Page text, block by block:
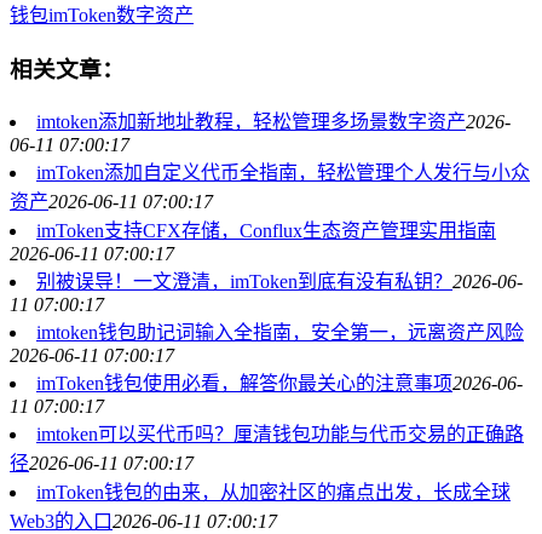
钱包imToken数字资产
相关文章：
imtoken添加新地址教程，轻松管理多场景数字资产2026-
06-11 07:00:17
imToken添加自定义代币全指南，轻松管理个人发行与小众
资产2026-06-11 07:00:17
imToken支持CFX存储，Conflux生态资产管理实用指南
2026-06-11 07:00:17
别被误导！一文澄清，imToken到底有没有私钥？ 2026-06-
11 07:00:17
imtoken钱包助记词输入全指南，安全第一，远离资产风险
2026-06-11 07:00:17
imToken钱包使用必看，解答你最关心的注意事项2026-06-
11 07:00:17
imtoken可以买代币吗？厘清钱包功能与代币交易的正确路
径2026-06-11 07:00:17
imToken钱包的由来，从加密社区的痛点出发，长成全球
Web3的入口2026-06-11 07:00:17